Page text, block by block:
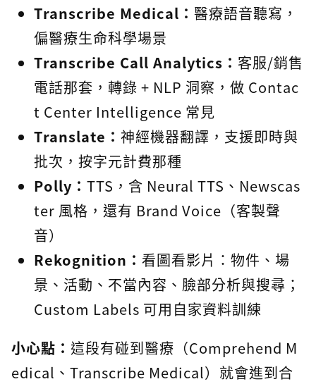
Transcribe Medical： 醫療語音聽寫，
偏醫療生命科學場景
Transcribe Call Analytics： 客服/銷售
電話那套，轉錄 + NLP 洞察，做 Contac
t Center Intelligence 常見
Translate： 神經機器翻譯，支援即時與
批次，按字元計費那種
Polly： TTS，含 Neural TTS、Newscas
ter 風格，還有 Brand Voice（客製聲
音）
Rekognition： 看圖看影片：物件、場
景、活動、不當內容、臉部分析與搜尋；
Custom Labels 可用自家資料訓練
小心點： 這段有碰到醫療（Comprehend M
edical、Transcribe Medical）就會進到合